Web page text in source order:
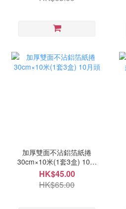
加厚雙面不沾鋁箔紙捲
30cm×10米(1套3盒) 10月
頭
HK$45.00
HK$65.00